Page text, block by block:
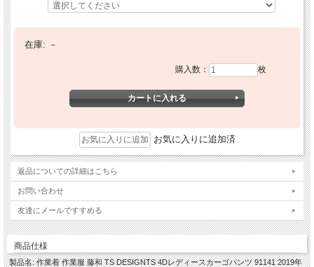
在庫: －
購入数： 枚
お気に入りに追加済
返品についての詳細はこちら
お問い合わせ
友達にメールですすめる
商品仕様
製品名: 作業着 作業服 藤和 TS DESIGNTS 4Dレディースカーゴパンツ 91141 2019年